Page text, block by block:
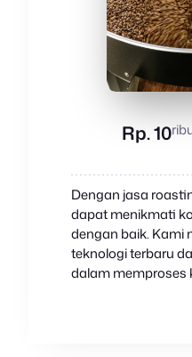
Rp. 10
Dengan jasa
dapat menikmati
dengan baik. Kami
teknologi terbaru
dalam memproses